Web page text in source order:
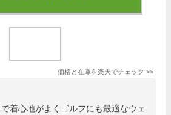
価格と在庫を楽天でチェック >>
着心地がよくゴルフにも最適なウェ